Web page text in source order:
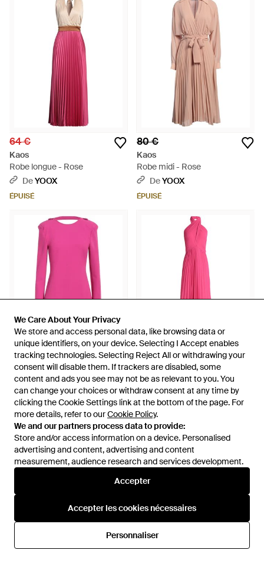
We Care About Your Privacy
We store and access personal data, like browsing data or
unique identifiers, on your device. Selecting I Accept enables
tracking technologies. Selecting Reject All or withdrawing your
consent will disable them. If trackers are disabled, some
content and ads you see may not be as relevant to you. You
can change your choices or withdraw consent at any time by
clicking the Cookie Settings link at the bottom of the page. For
more details, refer to ourCookie Policy.
We and our partners process data to provide:
Store and/or access information on a device. Personalised
advertising and content, advertising and content
measurement, audience research and services development.
Accepter
Accepter les cookies nécessaires
Personnaliser
We Care About Your Privacy
We store and access personal data, like browsing data or
unique identifiers, on your device. Selecting I Accept enables
tracking technologies. Selecting Reject All or withdrawing your
consent will disable them. If trackers are disabled, some
content and ads you see may not be as relevant to you. You
can change your choices or withdraw consent at any time by
clicking the Cookie Settings link at the bottom of the page. For
more details, refer to ourCookie Policy.
We and our partners process data to provide:
Store and/or access information on a device. Personalised
advertising and content, advertising and content
measurement, audience research and services development.
Accepter
Accepter les cookies nécessaires
Personnaliser
64 €
Kaos
Robe longue - Rose
DeYOOX
ÉPUISÉ
80 €
Kaos
Robe midi - Rose
DeYOOX
ÉPUISÉ
47 €
Kaos
Robe Courte - Rose
DeYOOX
ÉPUISÉ
76 €
Kaos
Robe longue - Rose
DeYOOX
ÉPUISÉ